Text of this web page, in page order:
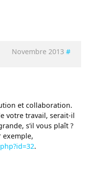
Novembre 2013 #
et collaboration.
votre travail, serait-il
s’il vous plaît ?
exemple,
.